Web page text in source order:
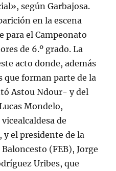
según Garbajosa.
en la escena
para el Campeonato
de 6.º grado. La
acto donde, además
que forman parte de la
Astou Ndour- y del
Mondelo,
de
el presidente de la
(FEB), Jorge
Uribes, que